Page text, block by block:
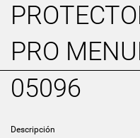
PRO
05096
Descripción